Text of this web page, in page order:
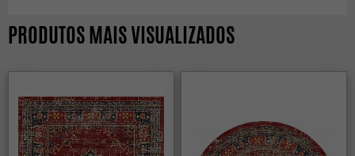
PRODUTOS MAIS VISUALIZADOS